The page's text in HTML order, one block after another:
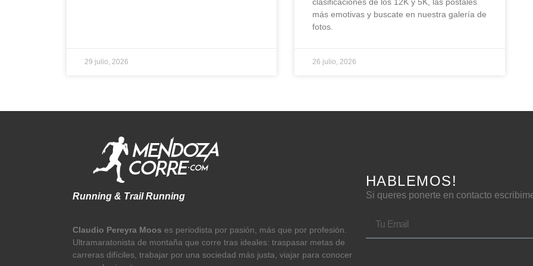
29 julio, 2026
más emotivas y buscate en nuestra galería de
fotos.
26 julio, 2026
Running & Trail Running
Claudio Pereyra Moos es periodista por pasión, más que por profesión.
Ultramaratonista de montaña que corre tras ideales: traspasar metas de
carreras difíciles, trabajar por una sociedad más justa, viajar para conocer
HABLEMOS!
Si queres ponerte en contacto